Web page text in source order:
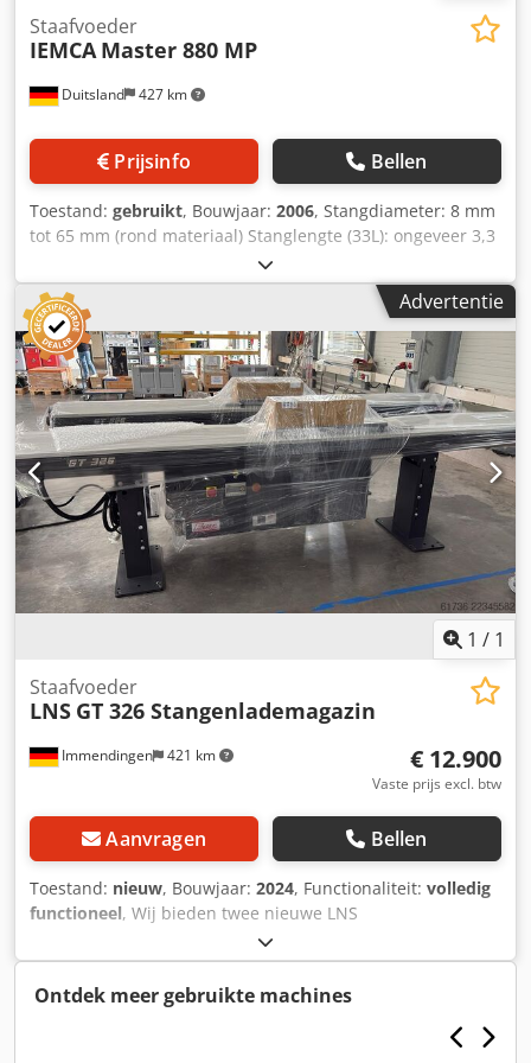
Duitsland 427 km
Staafvoeder
IEMCA Master 880 MP
Prijsinfo Bellen
Toestand: gebruikt, Bouwjaar: 2006, Stangdiameter: 8 mm
tot 65 mm (rond materiaal) Stanglengte (33L): ongeveer 3,3
meter Crodpfx Aozp Ipcjh Sof Machinetype: vast
spindelkop (draaiautomaten) Magazinetype: MP-magazijn
(meervoudig magazijn)
Advertentie
1 / 1
Immendingen 421 km
Staafvoeder
LNS GT 326 Stangenlademagazin
€ 12.900
Vaste prijs excl. btw
Aanvragen Bellen
Toestand: nieuw, Bouwjaar: 2024, Functionaliteit: volledig
functioneel, Wij bieden twee nieuwe LNS
stavenladermagazijnen, model LNS GT 326, aan. De
bevestigingszijde bevindt zich aan de rechterkant. Codozl
S Nrjpfx Ah Sjrf
Ontdek meer gebruikte machines